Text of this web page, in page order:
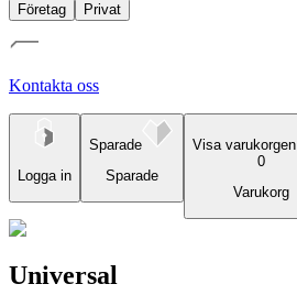
Företag Privat
Kontakta oss
Logga in
Sparade
Sparade
Visa varukorgen
0
Varukorg
Universal